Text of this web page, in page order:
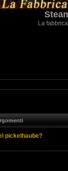
La
pickelhaube?